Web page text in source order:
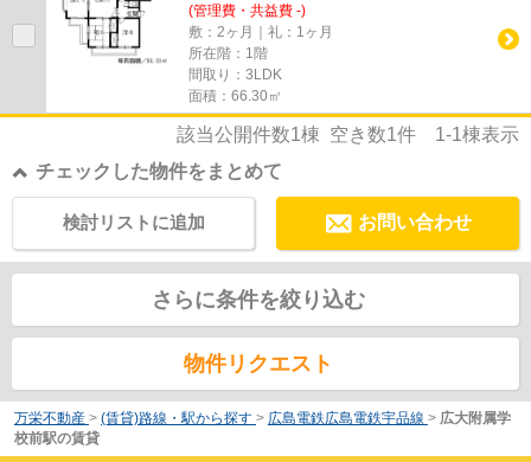
(管理費・共益費 -)
敷：2ヶ月｜礼：1ヶ月
所在階：1階
間取り：3LDK
面積：66.30㎡
該当公開件数1棟 空き数1件 1-1棟表示
チェックした物件をまとめて
お問い合わせ
検討リストに追加
さらに条件を絞り込む
物件リクエスト
万栄不動産 > (賃貸)路線・駅から探す > 広島電鉄広島電鉄宇品線 > 広大附属学
校前駅の賃貸